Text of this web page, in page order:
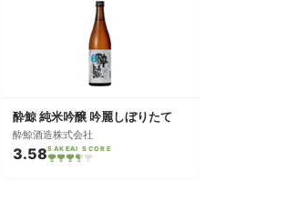
酔鯨 純米吟醸 吟麗しぼりたて
酔鯨酒造株式会社
3.58SAKEAI SCORE